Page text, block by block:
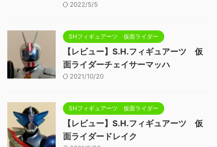
2022/5/5
SHフィギュアーツ 仮面ライダー
【レビュー】S.H.フィギュアーツ 仮
面ライダーチェイサーマッハ
2021/10/20
SHフィギュアーツ 仮面ライダー
【レビュー】S.H.フィギュアーツ 仮
面ライダードレイク